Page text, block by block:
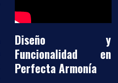
Diseño y
Funcionalidad en
Perfecta Armonía